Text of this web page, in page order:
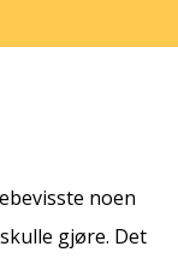
noen
gjøre. Det